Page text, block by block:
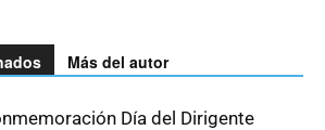
Más del autor
Día del Dirigente